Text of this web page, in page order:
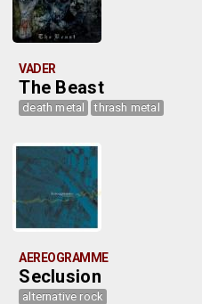
VADER
The Beast
death metal thrash metal
AEREOGRAMME
Seclusion
alternative rock